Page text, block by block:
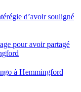
d’avoir souligné
pour avoir partagé
à Hemmingford